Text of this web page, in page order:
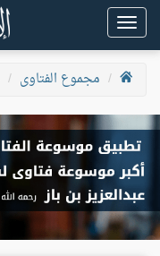
Toggle
navigation
مجموع الفتاوى